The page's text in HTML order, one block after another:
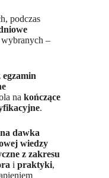
podczas
–
egzamin
na kończące
.
dawka
wiedzy
z zakresu
i praktyki,